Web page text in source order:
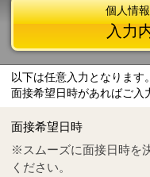
Tel
0570-55-0314
個人情
入力
以下は任意入力となります。
面接希望日時があればご入
面接希望日時
※スムーズに面接日時を
ください。